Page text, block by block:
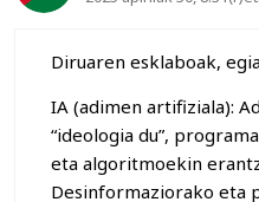
Diruaren esklaboak,
IA (adimen artifiziala):
“ideologia du”,
eta algoritmoekin
Desinformaziorako eta